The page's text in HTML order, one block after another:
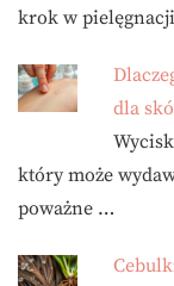
krok w
dla
który może
poważne …